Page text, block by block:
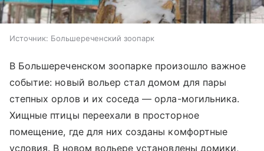
Источник: Большереченский зоопарк
В Большереченском зоопарке произошло важное
событие: новый вольер стал домом для пары
степных орлов и их соседа — орла-могильника.
Хищные птицы переехали в просторное
помещение, где для них созданы комфортные
условия. В новом вольере установлены домики,